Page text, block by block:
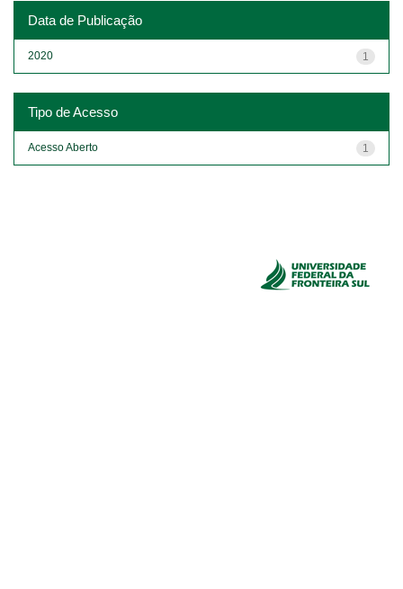
Data de Publicação
1
2020
Tipo de Acesso
1
Acesso Aberto